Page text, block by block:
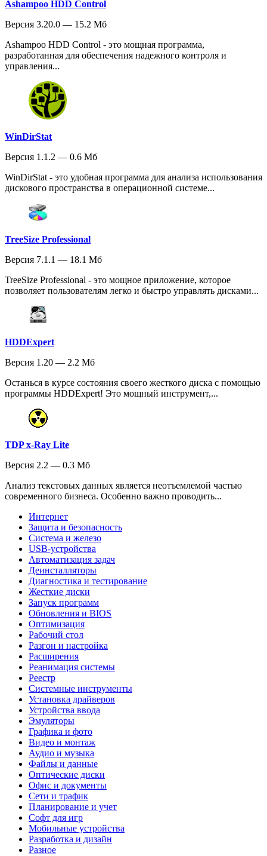
Ashampoo HDD Control
Версия 3.20.0 — 15.2 Мб
Ashampoo HDD Control - это мощная программа,
разработанная для обеспечения надежного контроля и
управления...
WinDirStat
Версия 1.1.2 — 0.6 Мб
WinDirStat - это удобная программа для анализа использования
дискового пространства в операционной системе...
TreeSize Professional
Версия 7.1.1 — 18.1 Мб
TreeSize Professional - это мощное приложение, которое
позволяет пользователям легко и быстро управлять дисками...
HDDExpert
Версия 1.20 — 2.2 Мб
Останься в курсе состояния своего жесткого диска с помощью
программы HDDExpert! Это мощный инструмент,...
TDP x-Ray Lite
Версия 2.2 — 0.3 Мб
Анализ текстовых данных является неотъемлемой частью
современного бизнеса. Особенно важно проводить...
Интернет
Защита и безопасность
Система и железо
USB-устройства
Автоматизация задач
Деинсталляторы
Диагностика и тестирование
Жесткие диски
Запуск программ
Обновления и BIOS
Оптимизация
Рабочий стол
Разгон и настройка
Расширения
Реанимация системы
Реестр
Системные инструменты
Установка драйверов
Устройства ввода
Эмуляторы
Графика и фото
Видео и монтаж
Аудио и музыка
Файлы и данные
Оптические диски
Офис и документы
Сети и трафик
Планирование и учет
Софт для игр
Мобильные устройства
Разработка и дизайн
Разное